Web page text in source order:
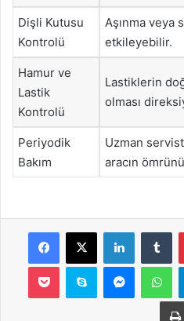
Dişli Kutusu
Kontrolü
Aşınma veya
etkileyebilir.
Hamur ve
Lastik
Kontrolü
Lastiklerin
olması
Periyodik
Bakım
Uzman
aracın
Facebook
X LinkedIn
Pocket Skype